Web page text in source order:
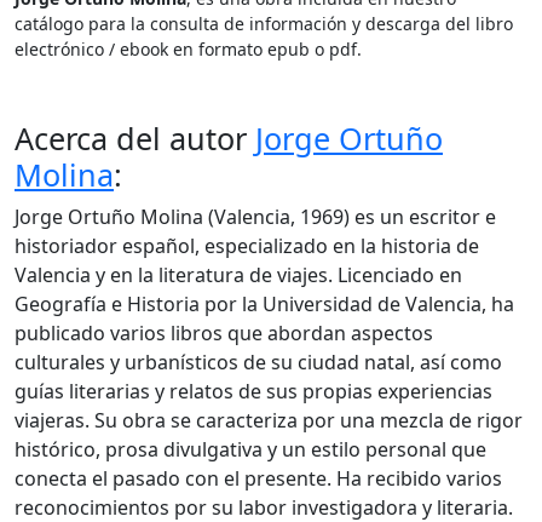
catálogo para la consulta de información y descarga del libro
electrónico / ebook en formato epub o pdf.
Acerca del autor Jorge Ortuño
Molina:
Jorge Ortuño Molina (Valencia, 1969) es un escritor e
historiador español, especializado en la historia de
Valencia y en la literatura de viajes. Licenciado en
Geografía e Historia por la Universidad de Valencia, ha
publicado varios libros que abordan aspectos
culturales y urbanísticos de su ciudad natal, así como
guías literarias y relatos de sus propias experiencias
viajeras. Su obra se caracteriza por una mezcla de rigor
histórico, prosa divulgativa y un estilo personal que
conecta el pasado con el presente. Ha recibido varios
reconocimientos por su labor investigadora y literaria.